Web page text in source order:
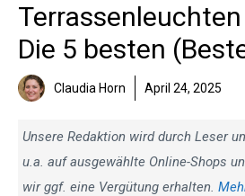
Terrassenleuchten
Die 5 besten
Claudia Horn April 24, 2025
Unsere Redaktion wird durch Leser
u.a. auf ausgewählte Online-Shops
wir ggf. eine Vergütung erhalten.